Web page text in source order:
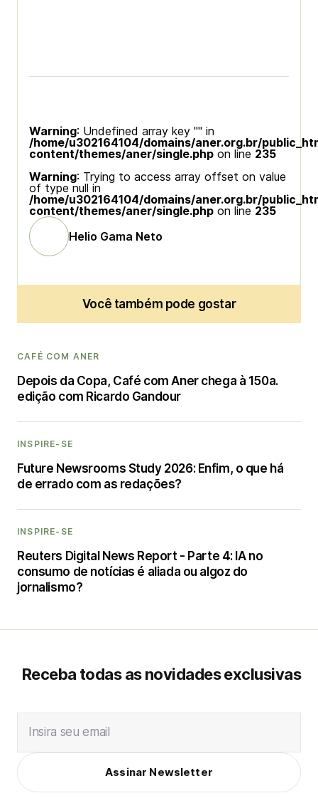
Warning: Undefined array key "" in
/home/u302164104/domains/aner.org.br/
content/themes/aner/single.php on line 235
Warning: Trying to access array offset on value
of type null in
/home/u302164104/domains/aner.org.br/
content/themes/aner/single.php on line 235
Helio Gama Neto
Você também pode gostar
CAFÉ COM ANER
Depois da Copa, Café com Aner chega à 150a.
edição com Ricardo Gandour
INSPIRE-SE
Future Newsrooms Study 2026: Enfim, o que há
de errado com as redações?
INSPIRE-SE
Reuters Digital News Report - Parte 4: IA no
consumo de notícias é aliada ou algoz do
jornalismo?
Receba todas as novidades exclusivas
Insira seu email
Assinar Newsletter